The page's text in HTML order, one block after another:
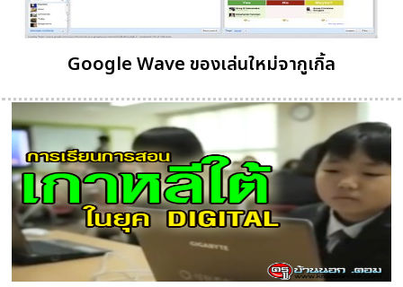
Google Wave ของเล่นใหม่จากูเกิ้ล